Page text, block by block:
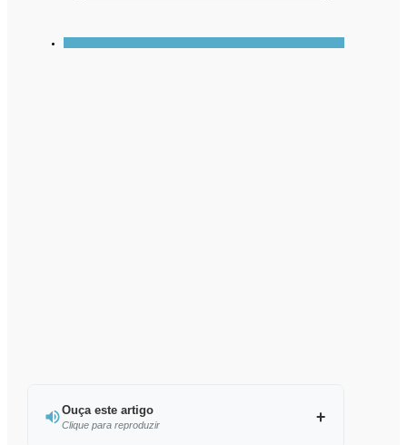
Ouça este artigo
Clique para reproduzir